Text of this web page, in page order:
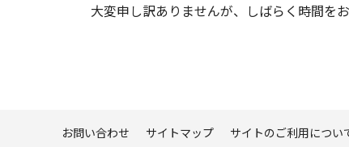
大変申し訳ありませんが、しばらく時間を
お問い合わせ サイトマップ サイトのご利用につい